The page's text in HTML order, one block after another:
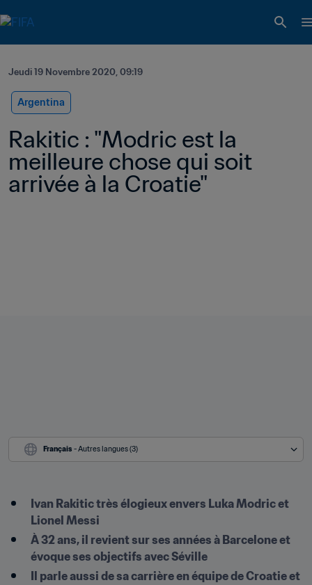
Jeudi 19 Novembre 2020, 09:19
Argentina
Rakitic : "Modric est la
meilleure chose qui soit
arrivée à la Croatie"
Français - Autres langues (3)
Ivan Rakitic très élogieux envers Luka Modric et
Lionel Messi
À 32 ans, il revient sur ses années à Barcelone et
évoque ses objectifs avec Séville
Il parle aussi de sa carrière en équipe de Croatie et